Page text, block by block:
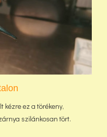
kézre ez a törékeny,
szilánkosan tört.